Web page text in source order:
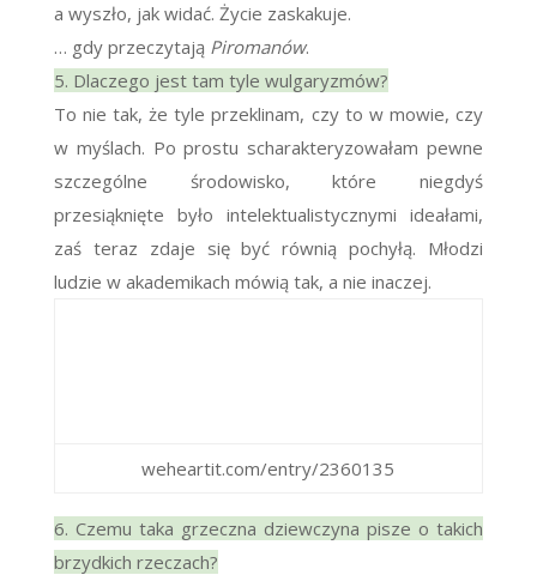
a wyszło, jak widać. Życie zaskakuje.
… gdy przeczytają Piromanów.
5. Dlaczego jest tam tyle wulgaryzmów?
To nie tak, że tyle przeklinam, czy to w mowie, czy
w myślach. Po prostu scharakteryzowałam pewne
szczególne środowisko, które niegdyś
przesiąknięte było intelektualistycznymi ideałami,
zaś teraz zdaje się być równią pochyłą. Młodzi
ludzie w akademikach mówią tak, a nie inaczej.
weheartit.com/entry/2360135
6. Czemu taka grzeczna dziewczyna pisze o takich
brzydkich rzeczach?